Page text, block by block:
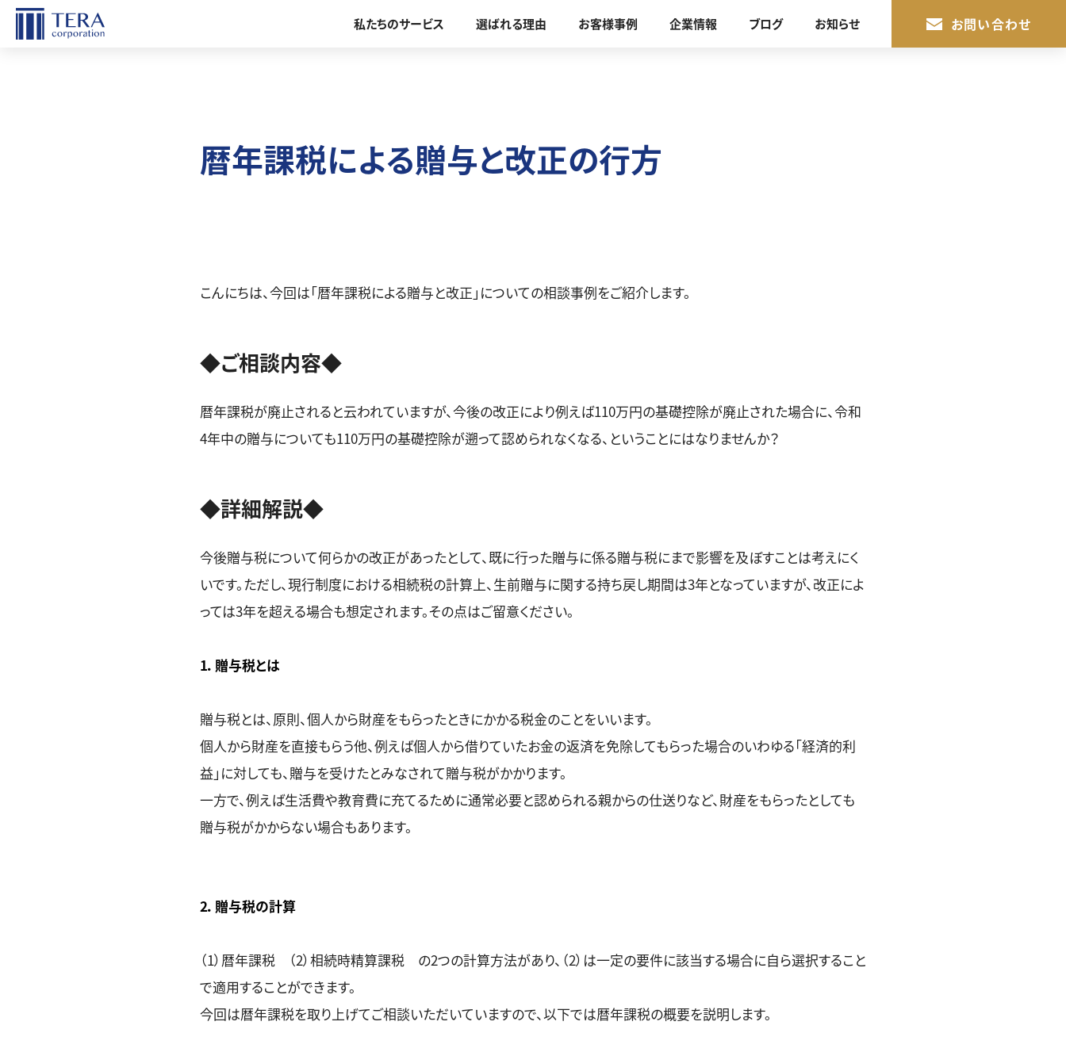
私たちのサービス 選ばれる理由 お客様事例 企業情報 ブログ お知らせ お問い合わせ
暦年課税による贈与と改正の行方
こんにちは、今回は「暦年課税による贈与と改正」についての相談事例をご紹介します。
◆ご相談内容◆
暦年課税が廃止されると云われていますが、今後の改正により例えば110万円の基礎控除が廃止された場合に、令和
4年中の贈与についても110万円の基礎控除が遡って認められなくなる、ということにはなりませんか？
◆詳細解説◆
今後贈与税について何らかの改正があったとして、既に行った贈与に係る贈与税にまで影響を及ぼすことは考えにく
いです。ただし、現行制度における相続税の計算上、生前贈与に関する持ち戻し期間は3年となっていますが、改正によ
っては3年を超える場合も想定されます。その点はご留意ください。
1．贈与税とは
贈与税とは、原則、個人から財産をもらったときにかかる税金のことをいいます。
個人から財産を直接もらう他、例えば個人から借りていたお金の返済を免除してもらった場合のいわゆる「経済的利
益」に対しても、贈与を受けたとみなされて贈与税がかかります。
一方で、例えば生活費や教育費に充てるために通常必要と認められる親からの仕送りなど、財産をもらったとしても
贈与税がかからない場合もあります。
2．贈与税の計算
（1）暦年課税 （2）相続時精算課税 の2つの計算方法があり、（2）は一定の要件に該当する場合に自ら選択すること
で適用することができます。
今回は暦年課税を取り上げてご相談いただいていますので、以下では暦年課税の概要を説明します。